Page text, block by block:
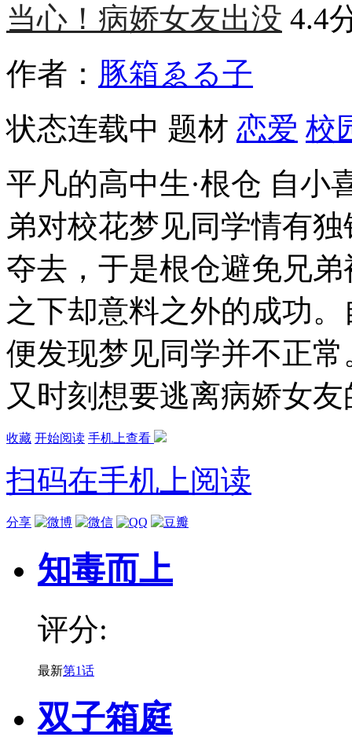
当心！病娇女友出没 4.4
作者： 豚箱ゑる子
状态连载中 题材 恋爱 校
平凡的高中生·根仓 自小
弟对校花梦见同学情有
夺去，于是根仓避免兄
之下却意料之外的成功
便发现梦见同学并不正
又时刻想要逃离病娇女
收藏 开始阅读 手机上查看
扫码在手机上阅读
分享
知毒而上
评分:
最新第1话
双子箱庭